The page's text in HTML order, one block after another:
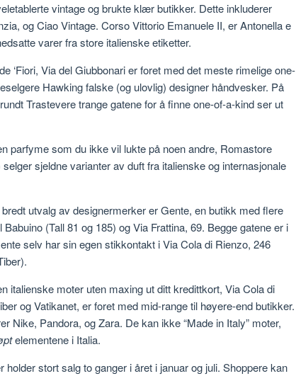
vintage og brukte klær butikker. Dette inkluderer
og Ciao Vintage. Corso Vittorio Emanuele II, er Antonella e
varer fra store italienske etiketter.
‘Fiori, Via del Giubbonari er foret med det meste rimelige one-
Hawking falske (og ulovlig) designer håndvesker. På
Trastevere trange gatene for å finne one-of-a-kind ser ut
parfyme som du ikke vil lukte på noen andre, Romastore
sjeldne varianter av duft fra italienske og internasjonale
utvalg av designermerker er Gente, en butikk med flere
(Tall 81 og 185) og Via Frattina, 69. Begge gatene er i
selv har sin egen stikkontakt i Via Cola di Rienzo, 246
italienske moter uten maxing ut ditt kredittkort, Via Cola di
og Vatikanet, er foret med mid-range til høyere-end butikker.
Nike, Pandora, og Zara. De kan ikke “Made in Italy” moter,
elementene i Italia.
holder stort salg to ganger i året i januar og juli. Shoppere kan